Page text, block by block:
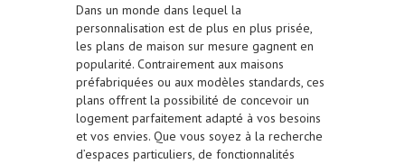
Dans un monde dans lequel la
personnalisation est de plus en plus prisée,
les plans de maison sur mesure gagnent en
popularité. Contrairement aux maisons
préfabriquées ou aux modèles standards, ces
plans offrent la possibilité de concevoir un
logement parfaitement adapté à vos besoins
et vos envies. Que vous soyez à la recherche
d’espaces particuliers, de fonctionnalités